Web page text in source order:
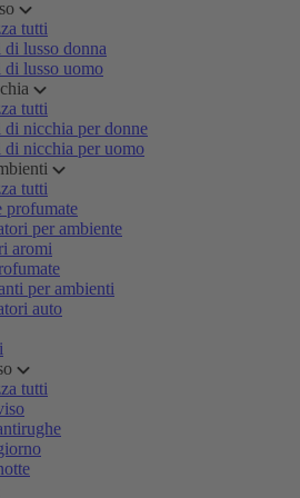
tutti
lusso donna
di lusso uomo
tutti
di nicchia per donne
di nicchia per uomo
tutti
profumate
per ambiente
aromi
per ambienti
auto
tutti